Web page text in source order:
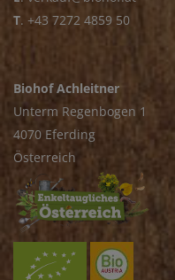
T. +43 7272 4859 50
Biohof Achleitner
Unterm Regenbogen 1
4070 Eferding
Österreich